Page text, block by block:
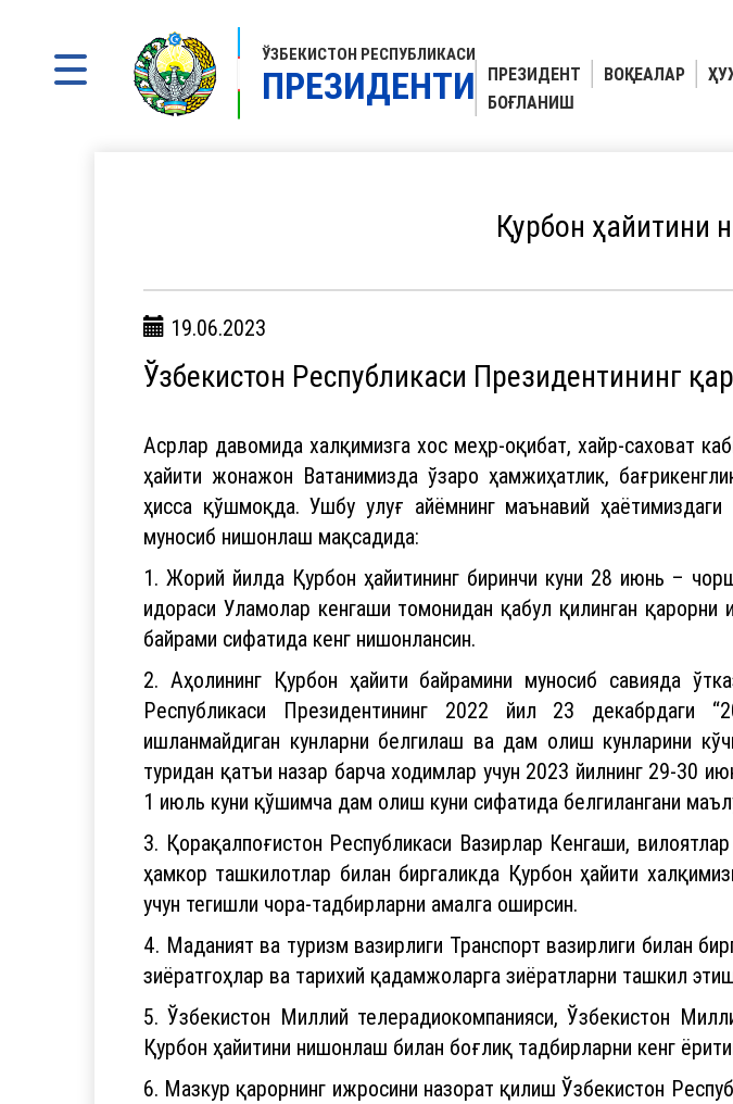
ЎЗБЕКИСТОН РЕСПУБЛИКАСИ
ПРЕЗИДЕНТИ ПРЕЗИДЕНТ ВОҚЕАЛАР
БОҒЛАНИШ
Қурбон ҳайитини
19.06.2023
Ўзбекистон Республикаси Президентининг
Асрлар давомида халқимизга хос меҳр-оқибат, хайр-саховат
ҳайити жонажон Ватанимизда ўзаро ҳамжиҳатлик,
ҳисса қўшмоқда. Ушбу улуғ айёмнинг маънавий
муносиб нишонлаш мақсадида:
1. Жорий йилда Қурбон ҳайитининг биринчи куни 28 июнь –
идораси Уламолар кенгаши томонидан қабул қилинган
байрами сифатида кенг нишонлансин.
2. Аҳолининг Қурбон ҳайити байрамини муносиб савияда
Республикаси Президентининг 2022 йил 23 декабрдаги
ишланмайдиган кунларни белгилаш ва дам олиш кунларини
туридан қатъи назар барча ходимлар учун 2023 йилнинг 29-30
1 июль куни қўшимча дам олиш куни сифатида белгилангани
3. Қорақалпоғистон Республикаси Вазирлар Кенгаши,
ҳамкор ташкилотлар билан биргаликда Қурбон ҳайити
учун тегишли чора-тадбирларни амалга оширсин.
4. Маданият ва туризм вазирлиги Транспорт вазирлиги билан
зиёратгоҳлар ва тарихий қадамжоларга зиёратларни ташкил
5. Ўзбекистон Миллий телерадиокомпанияси, Ўзбекистон
Қурбон ҳайитини нишонлаш билан боғлиқ тадбирларни кенг
6. Мазкур қарорнинг ижросини назорат қилиш Ўзбекистон